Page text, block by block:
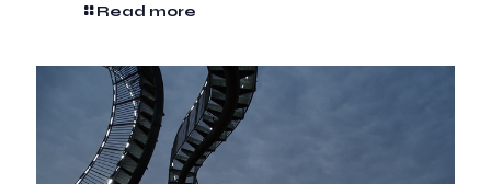
Read more